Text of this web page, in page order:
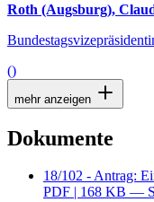
Roth (Augsburg),
()
mehr anzeigen
Dokumente
18/102 - Antrag:
PDF | 168 KB —